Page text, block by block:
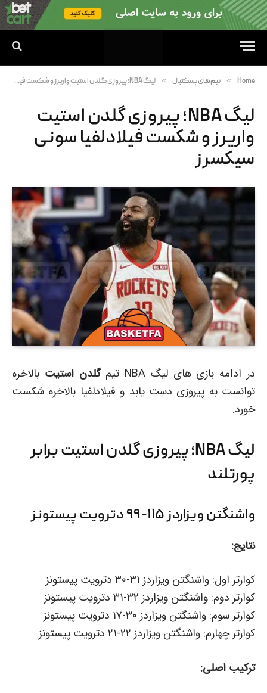
Home
» تیم‌های بسکتبال » لیگ NBA؛ پیروزی گلدن استیت واریرز و شکست فیلادلفیا سونی سیکسرز
لیگ NBA؛ پیروزی گلدن استیت
واریرز و شکست فیلادلفیا سونی
سیکسرز
در ادامه بازی های لیگ NBA تیم گلدن استیت بالاخره
توانست به پیروزی دست یابد و فیلادلفیا بالاخره شکست
خورد.
لیگ NBA؛ پیروزی گلدن استیت برابر
پورتلند
واشنگتن ویزاردز ۱۱۵-۹۹ دترویت پیستونز
نتایج:
کوارتر اول: واشنگتن ویزاردز ۳۱-۳۰ دترویت پیستونز
کوارتر دوم: واشنگتن ویزاردز ۳۲-۳۱ دترویت پیستونز
کوارتر سوم: واشنگتن ویزاردز ۳۰-۱۷ دترویت پیستونز
کوارتر چهارم: واشنگتن ویزاردز ۲۲-۲۱ دترویت پیستونز
ترکیب اصلی: